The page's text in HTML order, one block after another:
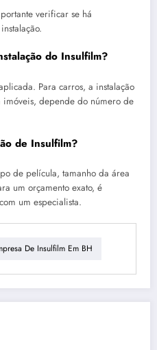
verificar se há
do Insulfilm?
Para carros, a instalação
imóveis, depende do número de
de Insulfilm?
de película, tamanho da área
um orçamento exato, é
um especialista.
De Insulfilm Em BH